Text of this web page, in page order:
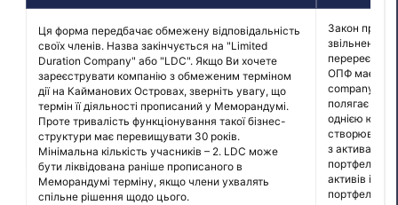
Ця форма передбачає обмежену відповідальність
своїх членів. Назва закінчується на "Limited
Duration Company" або "LDC". Якщо Ви хочете
зареєструвати компанію з обмеженим терміном
дії на Кайманових Островах, зверніть увагу, що
термін її діяльності прописаний у Меморандумі.
Проте тривалість функціонування такої бізнес-
структури має перевищувати 30 років.
Мінімальна кількість учасників – 2. LDC може
бути ліквідована раніше прописаного в
Меморандумі терміну, якщо члени ухвалять
спільне рішення щодо цього.
Закон про
звільнена
ОПФ має
company або
полягає в
однією
створювати
з активами
портфеля,
активів і
портфеля та